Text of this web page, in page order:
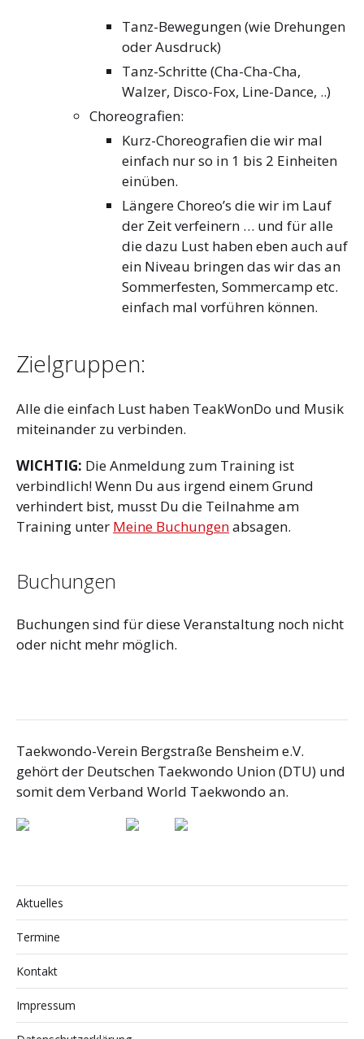
Tanz-Bewegungen (wie Drehungen
oder Ausdruck)
Tanz-Schritte (Cha-Cha-Cha,
Walzer, Disco-Fox, Line-Dance, ..)
Choreografien:
Kurz-Choreografien die wir mal
einfach nur so in 1 bis 2 Einheiten
einüben.
Längere Choreo’s die wir im Lauf
der Zeit verfeinern … und für alle
die dazu Lust haben eben auch auf
ein Niveau bringen das wir das an
Sommerfesten, Sommercamp etc.
einfach mal vorführen können.
Zielgruppen:
Alle die einfach Lust haben TeakWonDo und Musik
miteinander zu verbinden.
WICHTIG: Die Anmeldung zum Training ist
verbindlich! Wenn Du aus irgend einem Grund
verhindert bist, musst Du die Teilnahme am
Training unter Meine Buchungenabsagen.
Buchungen
Buchungen sind für diese Veranstaltung noch nicht
oder nicht mehr möglich.
Taekwondo-Verein Bergstraße Bensheim e.V.
gehört der Deutschen Taekwondo Union (DTU) und
somit dem Verband World Taekwondo an.
Aktuelles
Termine
Kontakt
Impressum